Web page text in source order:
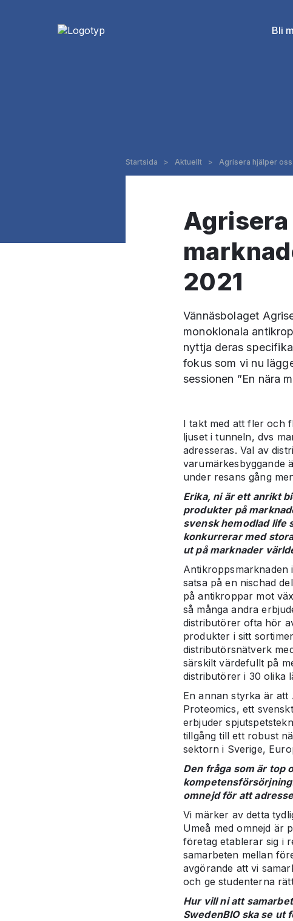
Bli
Startsida > Aktuellt > Agrisera hjälper
2021
Vännäsbolaget
monoklonala
nyttja deras
fokus som vi nu
sessionen ”En nära
I takt med att fler och
ljuset i tunneln, dvs
adresseras. Val av
varumärkesbyggande
under resans gång
Erika, ni är ett anrikt
produkter på
svensk hemodlad life
konkurrerar med
ut på marknader
Antikroppsmarknaden
satsa på en nischad
på antikroppar mot
så många andra
distributörer ofta hör
produkter i sitt
distributörsnätverk
särskilt värdefullt på
distributörer i 30 olika
En annan styrka är att
Proteomics, ett
erbjuder
tillgång till ett robust
sektorn i Sverige,
Den fråga som är top
omnejd för att
Vi märker av detta
Umeå med omnejd är
företag etablerar sig i
samarbeten mellan
avgörande att vi
och ge studenterna
Hur vill ni att
SwedenBIO ska se ut